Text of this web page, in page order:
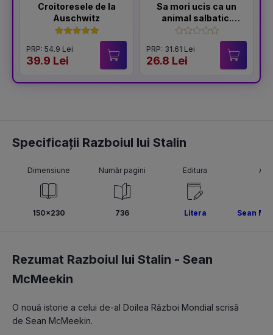
Croitoresele de la
Auschwitz
PRP: 54.9 Lei
39.9 Lei
Sa mori ucis ca un
animal salbatic.
Seria Sfarsitul
Ceausestilor Vol.2
PRP: 31.61 Lei
26.8 Lei
Specificații Razboiul lui Stalin
Dimensiune
150x230
Număr pagini
736
Editura
Litera Sean
Rezumat Razboiul lui Stalin - Sean
McMeekin
O nouă istorie a celui de-al Doilea Război Mondial scrisă
de Sean McMeekin.